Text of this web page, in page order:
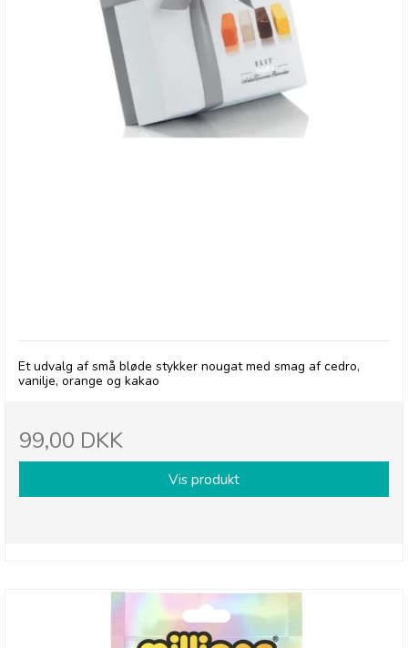
Et udvalg af små bløde stykker nougat med smag af cedro,
vanilje, orange og kakao
99,00 DKK
Vis produkt